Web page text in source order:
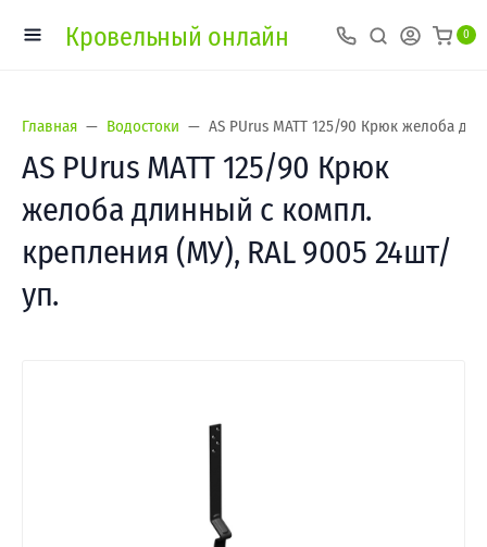
Кровельный онлайн 0
Главная Водостоки AS PUrus MATT 125/90 Крюк желоба
AS PUrus MATT 125/90 Крюк
желоба длинный с компл.
крепления (МУ), RAL 9005 24шт/
уп.